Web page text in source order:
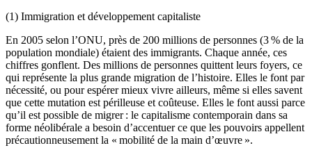
(1) Immigration et développement capitaliste
En 2005 selon l’ONU, près de 200 millions de personnes (3 % de la
population mondiale) étaient des immigrants. Chaque année, ces
chiffres gonflent. Des millions de personnes quittent leurs foyers, ce
qui représente la plus grande migration de l’histoire. Elles le font par
nécessité, ou pour espérer mieux vivre ailleurs, même si elles savent
que cette mutation est périlleuse et coûteuse. Elles le font aussi parce
qu’il est possible de migrer : le capitalisme contemporain dans sa
forme néolibérale a besoin d’accentuer ce que les pouvoirs appellent
précautionneusement la « mobilité de la main d’œuvre ».